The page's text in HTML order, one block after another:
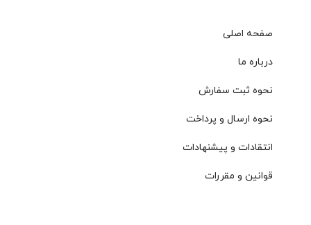
صفحه اصلی
درباره ما
نحوه ثبت سفارش
نحوه ارسال و پرداخت
انتقادات و پیشنهادات
قوانین و مقررات